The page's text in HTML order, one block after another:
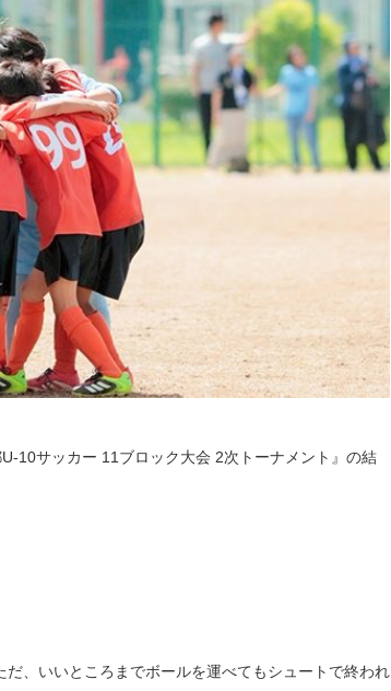
10サッカー 11ブロック大会 2次トーナメント』の結
、いいところまでボールを運べてもシュートで終われ